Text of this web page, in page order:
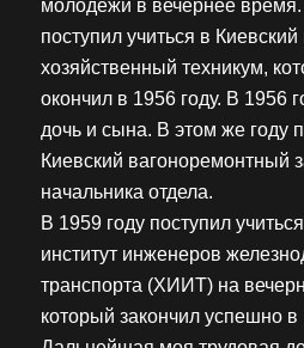
молодежи в вечернее время.
поступил учиться в
хозяйственный техникум,
окончил в 1956 году. В 1956
дочь и сына. В этом же году
Киевский вагоноремонтный
начальника отдела.
В 1959 году поступил
институт инженеров
транспорта (ХИИТ) на
который закончил успешно в